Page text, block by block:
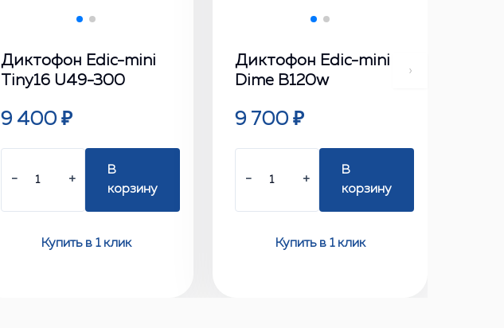
Диктофон Edic-mini
Tiny16 U49-300
9 400 ₽
− +
В
корзину
Купить в 1 клик
Диктофон Edic-mini
Dime В120w
9 700 ₽
− +
В
корзину
Купить в 1 клик
›